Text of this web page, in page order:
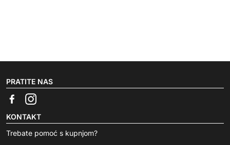
PRATITE NAS
KONTAKT
Trebate pomoć s kupnjom?